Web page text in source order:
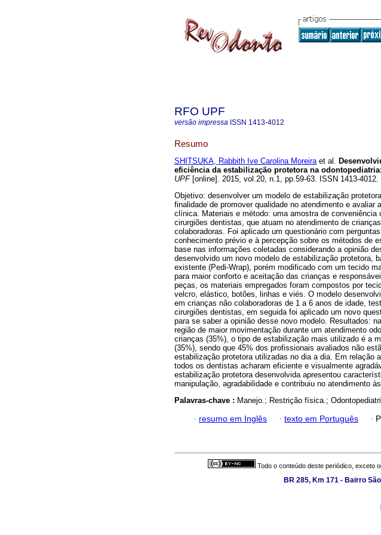
RFO UPF
versão impressa ISSN 1413-4012
Resumo
SHITSUKA, Rabbith Ive Carolina Moreiraet al.
eficiência da estabilização protetora na
UPF[online]. 2015, vol.20, n.1, pp.59-63. ISSN 1413-4012.
Objetivo: desenvolver um modelo de estabilização
finalidade de promover qualidade no atendimento e avaliar
clínica. Materiais e método: uma amostra de conveniência
cirurgiões dentistas, que atuam no atendimento de
colaboradoras. Foi aplicado um questionário com
conhecimento prévio e à percepção sobre os métodos de
base nas informações coletadas considerando a opinião
desenvolvido um novo modelo de estabilização protetora,
existente (Pedi-Wrap), porém modificado com um tecido
para maior conforto e aceitação das crianças e
peças, os materiais empregados foram compostos por
velcro, elástico, botões, linhas e viés. O modelo
em crianças não colaboradoras de 1 a 6 anos de idade,
cirurgiões dentistas, em seguida foi aplicado um novo
para se saber a opinião desse novo modelo. Resultados:
região de maior movimentação durante um atendimento
crianças (35%), o tipo de estabilização mais utilizado é a
(35%), sendo que 45% dos profissionais avaliados não
estabilização protetora utilizadas no dia a dia. Em relação
todos os dentistas acharam eficiente e visualmente
estabilização protetora desenvolvida apresentou
manipulação, agradabilidade e contribuiu no atendimento
Palavras-chave : Manejo.; Restrição física.;
· resumo em Inglês · texto em Português ·
Todo o conteúdo deste periódico, exceto
BR 285, Km 171 - Bairro